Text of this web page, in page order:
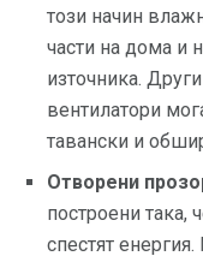
този начин
части на дома и
източника.
вентилатори
тавански и
Отворени
построени така,
спестят